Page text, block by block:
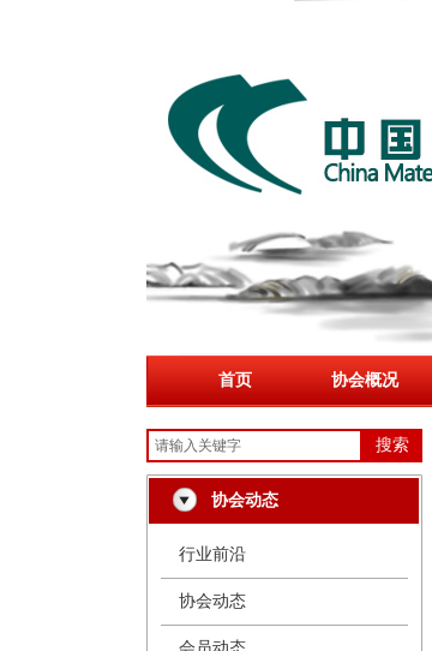
首页 协会概况
搜索
协会动态
行业前沿
协会动态